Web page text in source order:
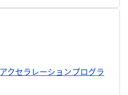
クセラレーションプログラ